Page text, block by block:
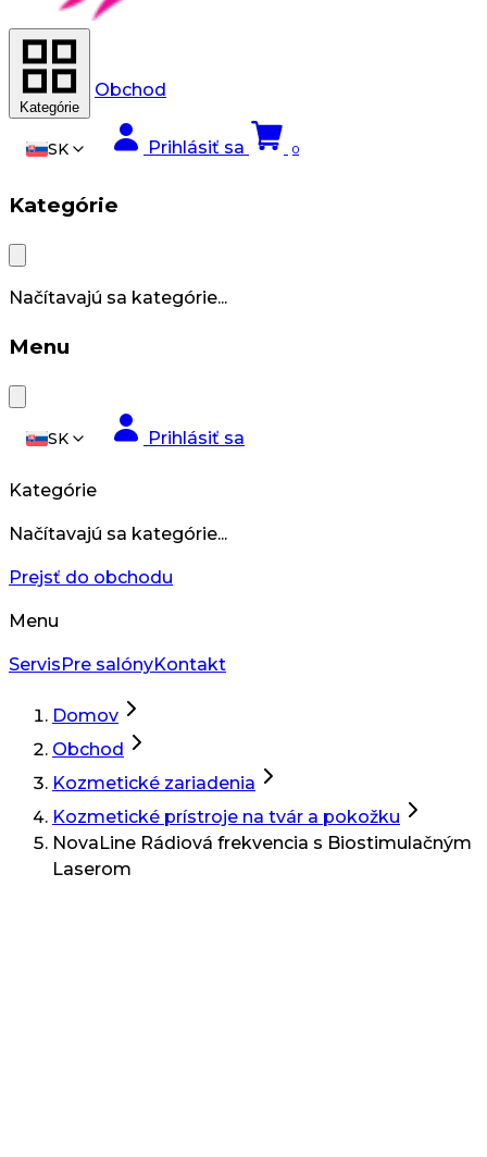
Kategórie
Obchod
SK Prihlásiť sa 0
Kategórie
Načítavajú sa kategórie...
Menu
SK Prihlásiť sa
Kategórie
Načítavajú sa kategórie...
Prejsť do obchodu
Menu
Servis Pre salónyKontakt
Domov
Obchod
Kozmetické zariadenia
Kozmetické prístroje na tvár a pokožku
NovaLine Rádiová frekvencia s Biostimulačným
Laserom